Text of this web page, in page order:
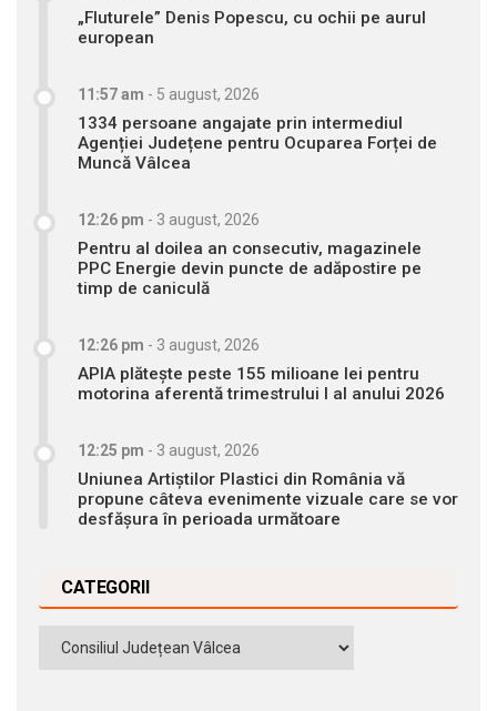
„Fluturele” Denis Popescu, cu ochii pe aurul
european
11:57 am - 5 august, 2026
1334 persoane angajate prin intermediul
Agenției Județene pentru Ocuparea Forței de
Muncă Vâlcea
12:26 pm - 3 august, 2026
Pentru al doilea an consecutiv, magazinele
PPC Energie devin puncte de adăpostire pe
timp de caniculă
12:26 pm - 3 august, 2026
APIA plătește peste 155 milioane lei pentru
motorina aferentă trimestrului I al anului 2026
12:25 pm - 3 august, 2026
Uniunea Artiștilor Plastici din România vă
propune câteva evenimente vizuale care se vor
desfășura în perioada următoare
CATEGORII
Categorii